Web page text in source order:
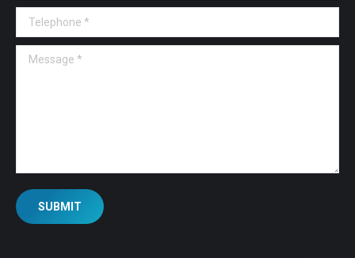
Telephone *
Message *
SUBMIT